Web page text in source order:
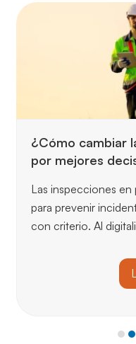
¿Cómo cambiar
por mejores
Las inspecciones
para prevenir
con criterio. Al